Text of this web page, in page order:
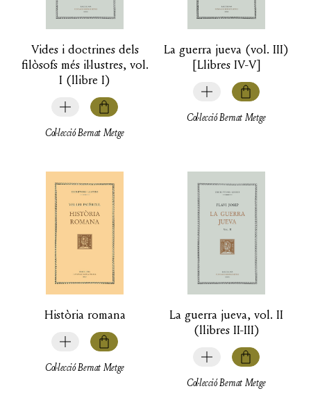
Vides i doctrines dels
filòsofs més il·lustres, vol.
I (llibre I)
Col·lecció Bernat Metge
La guerra jueva (vol. III)
[Llibres IV-V]
Col·lecció Bernat Metge
Història romana
Col·lecció Bernat Metge
La guerra jueva, vol. II
(llibres II-III)
Col·lecció Bernat Metge